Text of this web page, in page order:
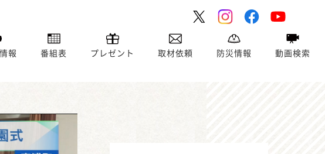
報 番組表 プレゼント 取材依頼 防災情報 動画検索